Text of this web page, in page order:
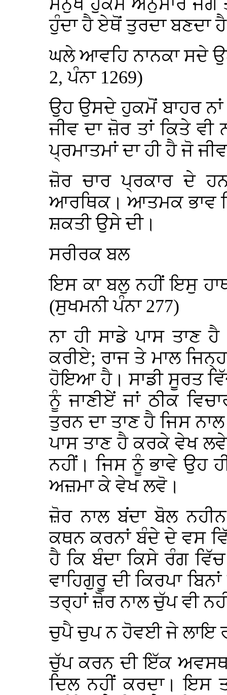
ਮਨੁਖ ਹੁਕਮ ਅਨੁਸਾਰ ਜੱਗ
ਹੁੰਦਾ ਹੈ ਏਥੋਂ ਤੁਰਦਾ ਬਣਦਾ
ਘਲੇ ਆਵਹਿ ਨਾਨਕਾ ਸਦੇ
2, ਪੰਨਾ 1269)
ਉਹ ਉਸਦੇ ਹੁਕਮੋਂ ਬਾਹਰ
ਜੀਵ ਦਾ ਜ਼ੋਰ ਤਾਂ ਕਿਤੇ ਵੀ
ਪ੍ਰਮਾਤਮਾਂ ਦਾ ਹੀ ਹੈ ਜੋ
ਜ਼ੋਰ ਚਾਰ ਪ੍ਰਕਾਰ ਦੇ
ਆਰਥਿਕ। ਆਤਮਕ ਭਾਵ
ਸ਼ਕਤੀ ਉਸੇ ਦੀ।
ਸਰੀਰਕ ਬਲ
ਇਸ ਕਾ ਬਲੁ ਨਹੀਂ ਇਸੁ
(ਸੁਖਮਨੀ ਪੰਨਾ 277)
ਨਾ ਹੀ ਸਾਡੇ ਪਾਸ ਤਾਣ
ਕਰੀਏ; ਰਾਜ ਤੇ ਮਾਲ
ਹੋਇਆ ਹੈ। ਸਾਡੀ ਸੂਰਤ
ਨੂੰ ਜਾਣੀਏਂ ਜਾਂ ਠੀਕ
ਤੁਰਨ ਦਾ ਤਾਣ ਹੈ ਜਿਸ
ਪਾਸ ਤਾਣ ਹੈ ਕਰਕੇ ਵੇਖ
ਨਹੀਂ। ਜਿਸ ਨੂੰ ਭਾਵੇ ਉਹ
ਅਜ਼ਮਾ ਕੇ ਵੇਖ ਲਵੋ।
ਜ਼ੋਰ ਨਾਲ ਬਂਦਾ ਬੋਲ
ਕਥਨ ਕਰਨਾਂ ਬੰਦੇ ਦੇ ਵਸ
ਹੈ ਕਿ ਬੰਦਾ ਕਿਸੇ ਰੰਗ
ਵਾਹਿਗੁਰੂ ਦੀ ਕਿਰਪਾ
ਤਰ੍ਹਾਂ ਜ਼ੋਰ ਨਾਲ ਚੁੱਪ ਵੀ
ਚੁਪੈ ਚੁਪ ਨ ਹੋਵਈ ਜੇ ਲਾਇ
ਚੁੱਪ ਕਰਨ ਦੀ ਇੱਕ
ਦਿਲ ਨਹੀਂ ਕਰਦਾ। ਇਸ